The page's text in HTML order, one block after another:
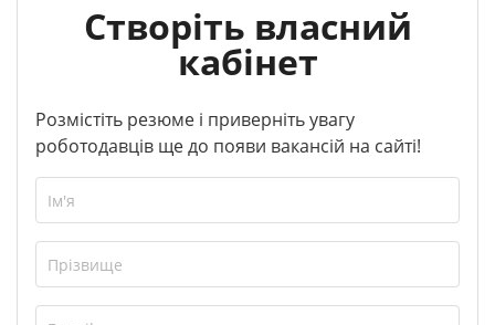
Створіть власний
кабінет
Розмістіть резюме і приверніть увагу
роботодавців ще до появи вакансій на сайті!